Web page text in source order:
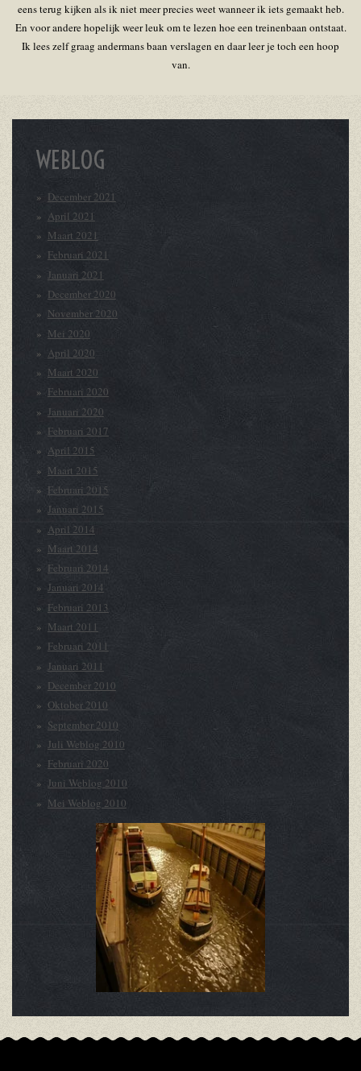
eens terug kijken als ik niet meer precies weet wanneer ik iets gemaakt heb.
En voor andere hopelijk weer leuk om te lezen hoe een treinenbaan ontstaat.
Ik lees zelf graag andermans baan verslagen en daar leer je toch een hoop
van.
WEBLOG
December 2021
April 2021
Maart 2021
Februari 2021
Januari 2021
December 2020
November 2020
Mei 2020
April 2020
Maart 2020
Februari 2020
Januari 2020
Februari 2017
April 2015
Maart 2015
Februari 2015
Januari 2015
April 2014
Maart 2014
Februari 2014
Januari 2014
Februari 2013
Maart 2011
Februari 2011
Januari 2011
December 2010
Oktober 2010
September 2010
Juli Weblog 2010
Februari 2020
Juni Weblog 2010
Mei Weblog 2010